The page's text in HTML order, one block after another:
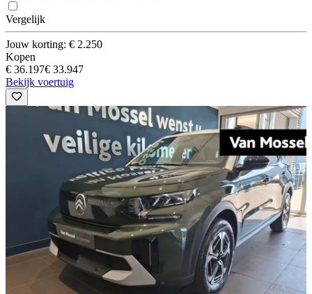
Vergelijk
Jouw korting: € 2.250
Kopen
€ 36.197€ 33.947
Bekijk voertuig